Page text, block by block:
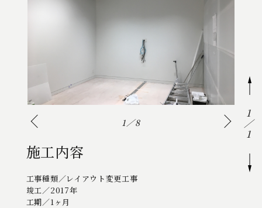
1 8
施工内容
工事種類／レイアウト変更工事
竣工／2017年
工期／1ヶ月
1 8
施工内容
工事種類／レイアウト変更工事
竣工／2017年
工期／1ヶ月
1 8
施工内容
工事種類／レイアウト変更工事
竣工／2017年
工期／1ヶ月
1
1